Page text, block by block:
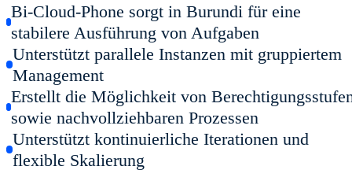
Bi-Cloud-Phone sorgt in Burundi für eine
stabilere Ausführung von Aufgaben
Unterstützt parallele Instanzen mit gruppiertem
Management
Erstellt die Möglichkeit von
sowie nachvollziehbaren Prozessen
Unterstützt kontinuierliche Iterationen und
flexible Skalierung